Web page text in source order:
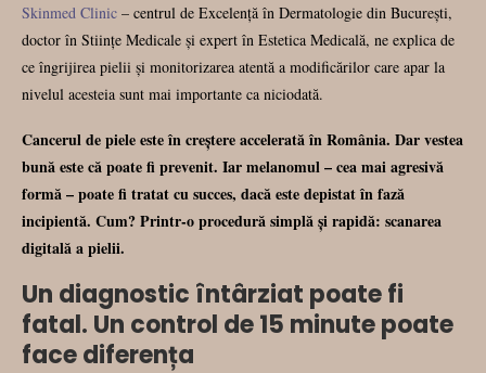
Skinmed Clinic – centrul de Excelență în Dermatologie din București,
doctor în Stiințe Medicale și expert în Estetica Medicală, ne explica de
ce îngrijirea pielii și monitorizarea atentă a modificărilor care apar la
nivelul acesteia sunt mai importante ca niciodată.
Cancerul de piele este în creștere accelerată în România. Dar vestea
bună este că poate fi prevenit. Iar melanomul – cea mai agresivă
formă – poate fi tratat cu succes, dacă este depistat în fază
incipientă. Cum? Printr-o procedură simplă și rapidă: scanarea
digitală a pielii.
Un diagnostic întârziat poate fi
fatal. Un control de 15 minute poate
face diferența